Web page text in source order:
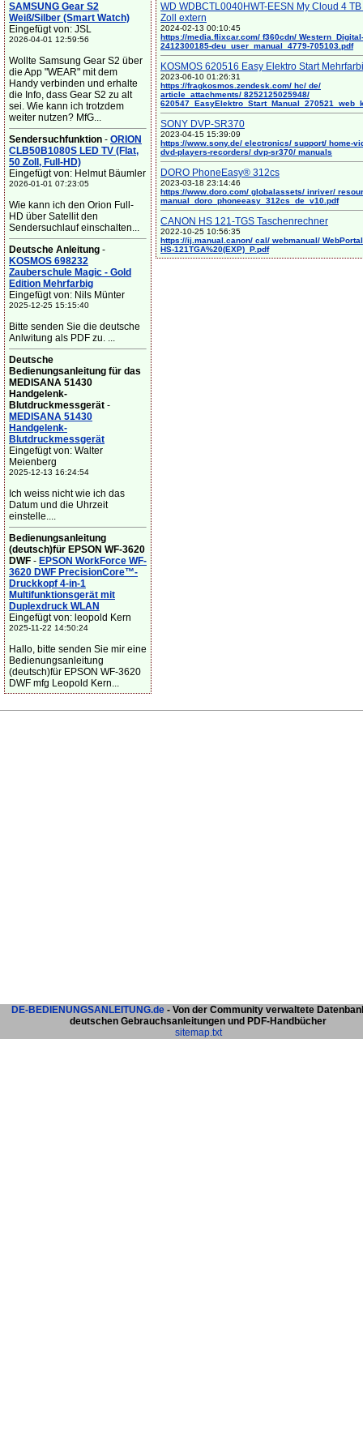
SAMSUNG Gear S2
Weiß/Silber (Smart Watch)
Eingefügt von: JSL
2026-04-01 12:59:56
Wollte Samsung Gear S2 über
die App "WEAR" mit dem
Handy verbinden und erhalte
die Info, dass Gear S2 zu alt
sei. Wie kann ich trotzdem
weiter nutzen? MfG...
Sendersuchfunktion - ORION
CLB50B1080S LED TV (Flat,
50 Zoll, Full-HD)
Eingefügt von: Helmut Bäumler
2026-01-01 07:23:05
Wie kann ich den Orion Full-
HD über Satellit den
Sendersuchlauf einschalten...
Deutsche Anleitung -
KOSMOS 698232
Zauberschule Magic - Gold
Edition Mehrfarbig
Eingefügt von: Nils Münter
2025-12-25 15:15:40
Bitte senden Sie die deutsche
Anlwitung als PDF zu. ...
Deutsche
Bedienungsanleitung für das
MEDISANA 51430
Handgelenk-
Blutdruckmessgerät -
MEDISANA 51430
Handgelenk-
Blutdruckmessgerät
Eingefügt von: Walter
Meienberg
2025-12-13 16:24:54
Ich weiss nicht wie ich das
Datum und die Uhrzeit
einstelle....
Bedienungsanleitung
(deutsch)für EPSON WF-3620
DWF - EPSON WorkForce WF-
3620 DWF PrecisionCore™-
Druckkopf 4-in-1
Multifunktionsgerät mit
Duplexdruck WLAN
Eingefügt von: leopold Kern
2025-11-22 14:50:24
Hallo, bitte senden Sie mir eine
Bedienungsanleitung
(deutsch)für EPSON WF-3620
DWF mfg Leopold Kern...
WD WDBCTL0040HWT-EESN My Cloud 4
Zoll extern
2024-02-13 00:10:45
https://media.flixcar.com/ f360cdn/ Western_Digital-
2412300185-deu_user_manual_4779-705103.pdf
KOSMOS 620516 Easy Elektro Start
2023-06-10 01:26:31
https://fragkosmos.zendesk.com/ hc/ de/
article_attachments/ 8252125025948/
SONY DVP-SR370
2023-04-15 15:39:09
https://www.sony.de/ electronics/ support/ home-
dvd-players-recorders/ dvp-sr370/ manuals
DORO PhoneEasy® 312cs
2023-03-18 23:14:46
https://www.doro.com/ globalassets/ inriver/
manual_doro_phoneeasy_312cs_de_v10.pdf
CANON HS 121-TGS Taschenrechner
2022-10-25 10:56:35
https://ij.manual.canon/ cal/ webmanual/
HS-121TGA%20(EXP)_P.pdf
DE-BEDIENUNGSANLEITUNG.de - Von der Community verwaltete
deutschen Gebrauchsanleitungen und PDF-Handbücher
sitemap.txt